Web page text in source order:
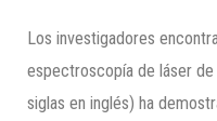
Los investigadores
espectroscopía de láser
siglas en inglés) ha